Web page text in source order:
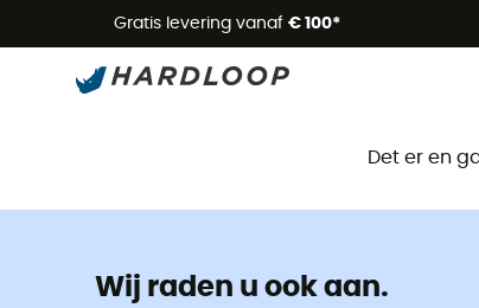
Gratis levering vanaf € 100*
Det er en
Wij raden u ook aan.